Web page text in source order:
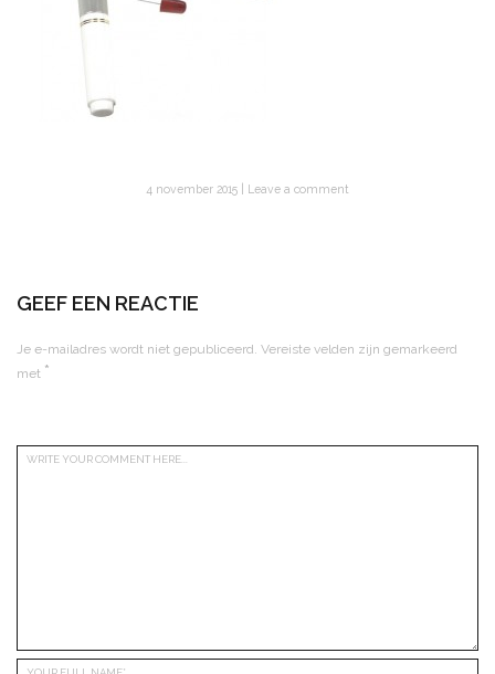
4 november 2015 Leave a comment
GEEF EEN REACTIE
Je e-mailadres wordt niet gepubliceerd. Vereiste velden zijn gemarkeerd
met *